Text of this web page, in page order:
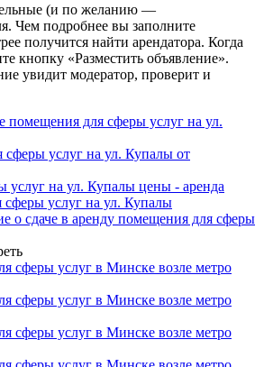
(и по желанию —
Чем подробнее вы заполните
получится найти арендатора. Когда
кнопку «Разместить объявление».
увидит модератор, проверит и
помещения для сферы услуг на ул.
услуг на ул. Купалы от
услуг на ул. Купалы цены - аренда
услуг на ул. Купалы
о сдаче в аренду помещения для сферы
сферы услуг в Минске возле метро
сферы услуг в Минске возле метро
сферы услуг в Минске возле метро